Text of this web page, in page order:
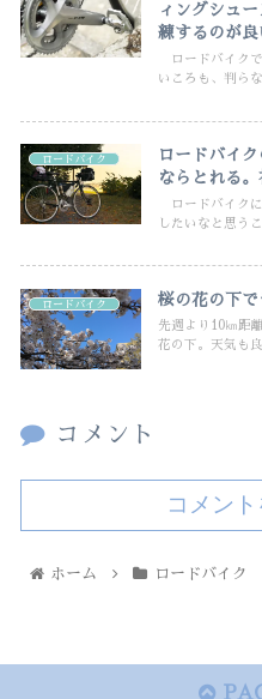
ィングシュ
練するのが良
ロードバイク
いころも、判ら
ロードバイク
ロードバイ
ならとれる
ロードバイク
したいなと思う
ロードバイク 桜の花の下
先週より10㎞距
花の下。天気も
コメント
コメン
ホーム ロードバイク